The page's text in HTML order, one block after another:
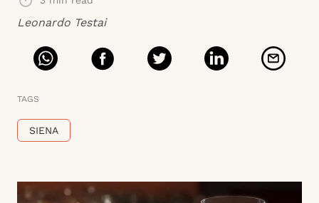
Leonardo Testai
TAGS
SIENA